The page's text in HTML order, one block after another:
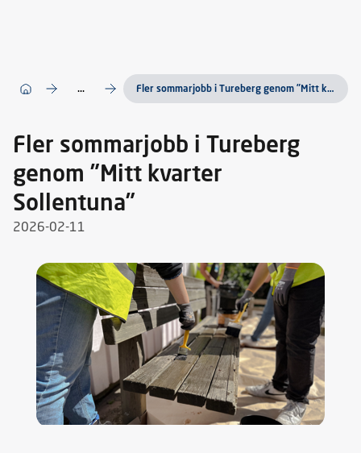
... Fler sommarjobb i Tureberg genom ”Mitt kvarter Sollentuna”
Fler sommarjobb i Tureberg
genom ”Mitt kvarter
Sollentuna”
2026-02-11